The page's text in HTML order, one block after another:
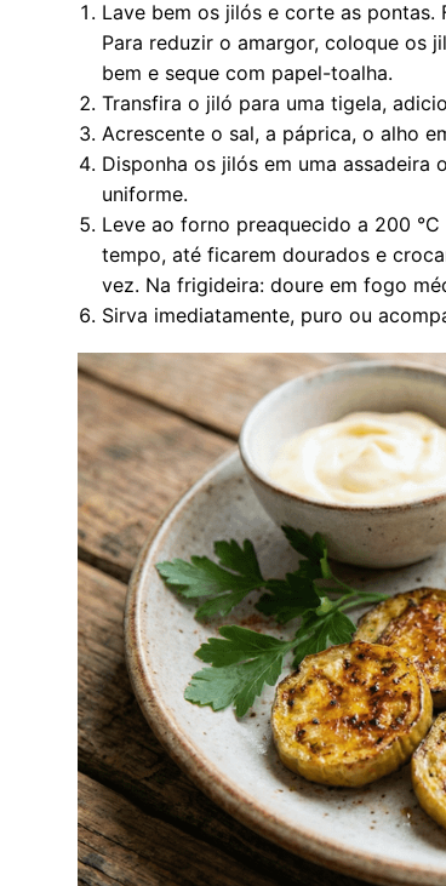
Lave bem os jilós e corte as
Para reduzir o amargor, coloque os
bem e seque com papel-toalha.
Transfira o jiló para uma tigela,
Acrescente o sal, a páprica, o alho
Disponha os jilós em uma
uniforme.
Leve ao forno preaquecido a 200
tempo, até ficarem dourados e
vez. Na frigideira: doure em fogo
Sirva imediatamente, puro ou